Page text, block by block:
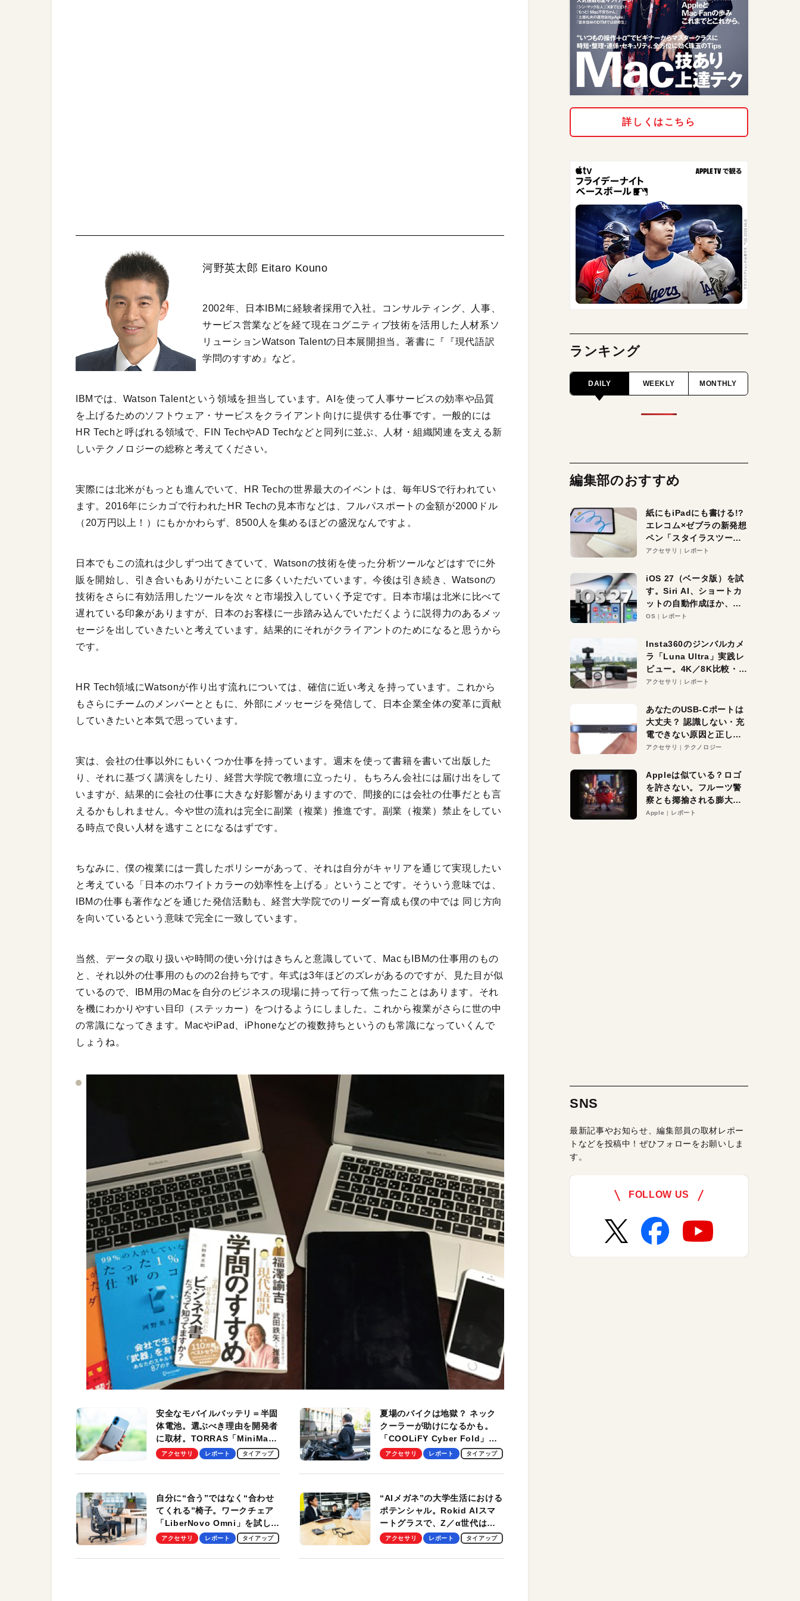
河野英太郎 Eitaro Kouno
2002年、日本IBMに経験者採用で入社。コンサルティング、人事、
サービス営業などを経て現在コグニティブ技術を活用した人材系ソ
リューションWatson Talentの日本展開担当。著書に『『現代語訳
学問のすすめ』など。
IBMでは、Watson Talentという領域を担当しています。AIを使って人事サービスの効率や品質
を上げるためのソフトウェア・サービスをクライアント向けに提供する仕事です。一般的には
HR Techと呼ばれる領域で、FIN TechやAD Techなどと同列に並ぶ、人材・組織関連を支える新
しいテクノロジーの総称と考えてください。
実際には北米がもっとも進んでいて、HR Techの世界最大のイベントは、毎年USで行われてい
ます。2016年にシカゴで行われたHR Techの見本市などは、フルパスポートの金額が2000ドル
（20万円以上！）にもかかわらず、8500人を集めるほどの盛況なんですよ。
日本でもこの流れは少しずつ出てきていて、Watsonの技術を使った分析ツールなどはすでに外
販を開始し、引き合いもありがたいことに多くいただいています。今後は引き続き、Watsonの
技術をさらに有効活用したツールを次々と市場投入していく予定です。日本市場は北米に比べて
遅れている印象がありますが、日本のお客様に一歩踏み込んでいただくように説得力のあるメッ
セージを出していきたいと考えています。結果的にそれがクライアントのためになると思うから
です。
HR Tech領域にWatsonが作り出す流れについては、確信に近い考えを持っています。これから
もさらにチームのメンバーとともに、外部にメッセージを発信して、日本企業全体の変革に貢献
していきたいと本気で思っています。
実は、会社の仕事以外にもいくつか仕事を持っています。週末を使って書籍を書いて出版した
り、それに基づく講演をしたり、経営大学院で教壇に立ったり。もちろん会社には届け出をして
いますが、結果的に会社の仕事に大きな好影響がありますので、間接的には会社の仕事だとも言
えるかもしれません。今や世の流れは完全に副業（複業）推進です。副業（複業）禁止をしてい
る時点で良い人材を逃すことになるはずです。
ちなみに、僕の複業には一貫したポリシーがあって、それは自分がキャリアを通じて実現したい
と考えている「日本のホワイトカラーの効率性を上げる」ということです。そういう意味では、
IBMの仕事も著作などを通じた発信活動も、経営大学院でのリーダー育成も僕の中では 同じ方向
を向いているという意味で完全に一致しています。
当然、データの取り扱いや時間の使い分けはきちんと意識していて、MacもIBMの仕事用のもの
と、それ以外の仕事用のものの2台持ちです。年式は3年ほどのズレがあるのですが、見た目が似
ているので、IBM用のMacを自分のビジネスの現場に持って行って焦ったことはあります。それ
を機にわかりやすい目印（ステッカー）をつけるようにしました。これから複業がさらに世の中
の常識になってきます。MacやiPad、iPhoneなどの複数持ちというのも常識になっていくんで
しょうね。
安全なモバイルバッテリ＝半固
体電池。選ぶべき理由を開発者
に取材。TORRAS「MiniMag
Pro」の実機レビューも
アクセサリ レポート タイアップ
夏場のバイクは地獄？ ネック
クーラーが助けになるかも。
「COOLiFY Cyber Fold」レ
ビュー。冷却の速さ、密着する
性がグッド！
アクセサリ レポート タイアップ
自分に“合う”ではなく“合わせ
てくれる”椅子。ワークチェア
「LiberNovo Omni」を試して
わかったその魅力。まさかのス
アクセサリ レポート タイアップ
“AIメガネ”の大学生活における
ポテンシャル。Rokid AIスマ
ートグラスで、Z／α世代は何
を見る？ 現役学生起業家、そ
【PR】
アクセサリ レポート タイアップ
詳しくはこちら
ランキング
DAILY WEEKLY MONTHLY
編集部のおすすめ
紙にもiPadにも書ける!?
エレコム×ゼブラの新発想
ペン「スタイラスツーウ
ェイ」レビュー。持ち替
アクセサリ レポート
iOS 27（ベータ版）を試
す。Siri AI、ショートカ
ットの自動作成ほか、期
待大の便利機能5選。
る未来はすぐそこ！
OS レポート
Insta360のジンバルカメ
ラ「Luna Ultra」実践レ
ビュー。4K／8K比較・ズ
ーム・夜間撮影をチェッ
アクセサリ レポート
あなたのUSB-Cポートは
大丈夫？ 認識しない・充
電できない原因と正しい
対策
アクセサリ テクノロジー
Appleは似ている？ロゴ
を許さない。フルーツ警
察とも揶揄される膨大な
異議申し立て。対象は非
Apple レポート
SNS
最新記事やお知らせ、編集部員の取材レポー
トなどを投稿中！ぜひフォローをお願いしま
す。
FOLLOW US